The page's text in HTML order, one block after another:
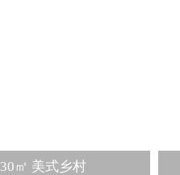
㎡ 美式乡村